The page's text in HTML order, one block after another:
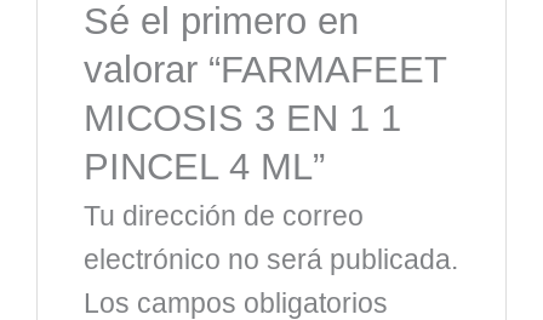
Sé el primero en
valorar “FARMAFEET
MICOSIS 3 EN 1 1
PINCEL 4 ML”
Tu dirección de correo
electrónico no será publicada.
Los campos obligatorios